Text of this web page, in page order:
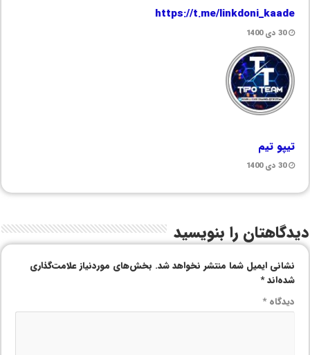
https://t.me/linkdoni_kaade
30 دی 1400
تیپو تیم
30 دی 1400
دیدگاهتان را بنویسید
نشانی ایمیل شما منتشر نخواهد شد. بخش‌های موردنیاز علامت‌گذاری
شده‌اند*
دیدگاه*